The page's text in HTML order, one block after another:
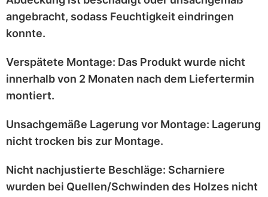
angebracht, sodass Feuchtigkeit eindringen
konnte.
Verspätete Montage: Das Produkt wurde nicht
innerhalb von 2 Monaten nach dem Liefertermin
montiert.
Unsachgemäße Lagerung vor Montage: Lagerung
nicht trocken bis zur Montage.
Nicht nachjustierte Beschläge: Scharniere
wurden bei Quellen/Schwinden des Holzes nicht